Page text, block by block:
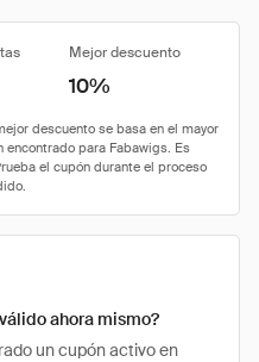
Mejor descuento
10%
ahora mismo?
un cupón activo en